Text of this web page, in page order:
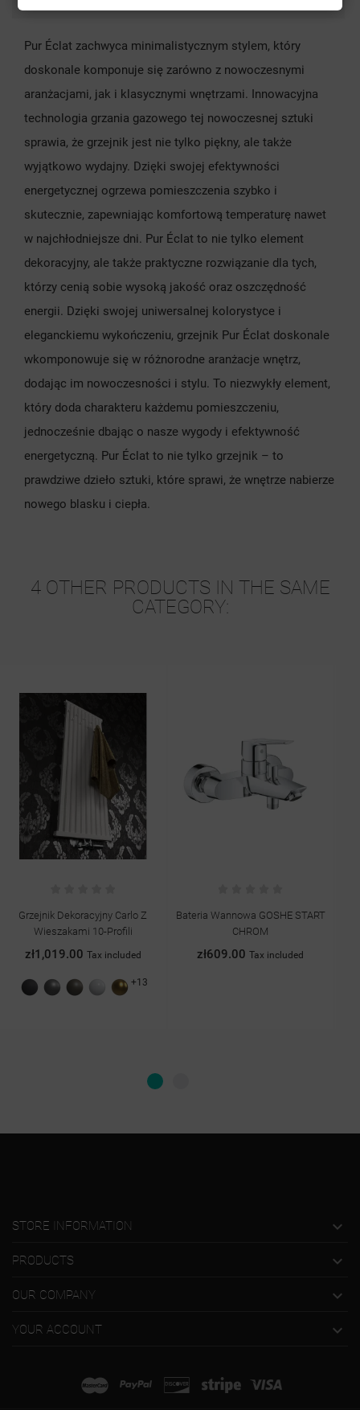
Pur Éclat zachwyca minimalistycznym stylem, który
doskonale komponuje się zarówno z nowoczesnymi
aranżacjami, jak i klasycznymi wnętrzami. Innowacyjna
technologia grzania gazowego tej nowoczesnej sztuki
sprawia, że grzejnik jest nie tylko piękny, ale także
wyjątkowo wydajny. Dzięki swojej efektywności
energetycznej ogrzewa pomieszczenia szybko i
skutecznie, zapewniając komfortową temperaturę nawet
w najchłodniejsze dni. Pur Éclat to nie tylko element
dekoracyjny, ale także praktyczne rozwiązanie dla tych,
którzy cenią sobie wysoką jakość oraz oszczędność
energii. Dzięki swojej uniwersalnej kolorystyce i
eleganckiemu wykończeniu, grzejnik Pur Éclat doskonale
wkomponowuje się w różnorodne aranżacje wnętrz,
dodając im nowoczesności i stylu. To niezwykły element,
który doda charakteru każdemu pomieszczeniu,
jednocześnie dbając o nasze wygody i efektywność
energetyczną. Pur Éclat to nie tylko grzejnik – to
prawdziwe dzieło sztuki, które sprawi, że wnętrze nabierze
nowego blasku i ciepła.
4 OTHER PRODUCTS IN THE SAME
CATEGORY:
Grzejnik Dekoracyjny Carlo Z
Wieszakami 10-Profili
zł1,019.00 Tax included
GrafitAntracyt
struktura
Quartz
II
Biały
połysk
Złoty+13
Bateria Wannowa GOSHE START
CHROM
zł609.00Tax included
STORE INFORMATION 
PRODUCTS 
OUR COMPANY 
YOUR ACCOUNT 